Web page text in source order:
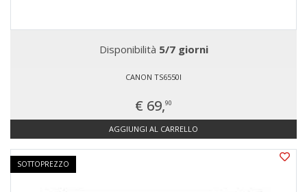
Disponibilità 5/7 giorni
CANON TS6550I
€ 69,90
AGGIUNGI AL CARRELLO
SOTTOPREZZO